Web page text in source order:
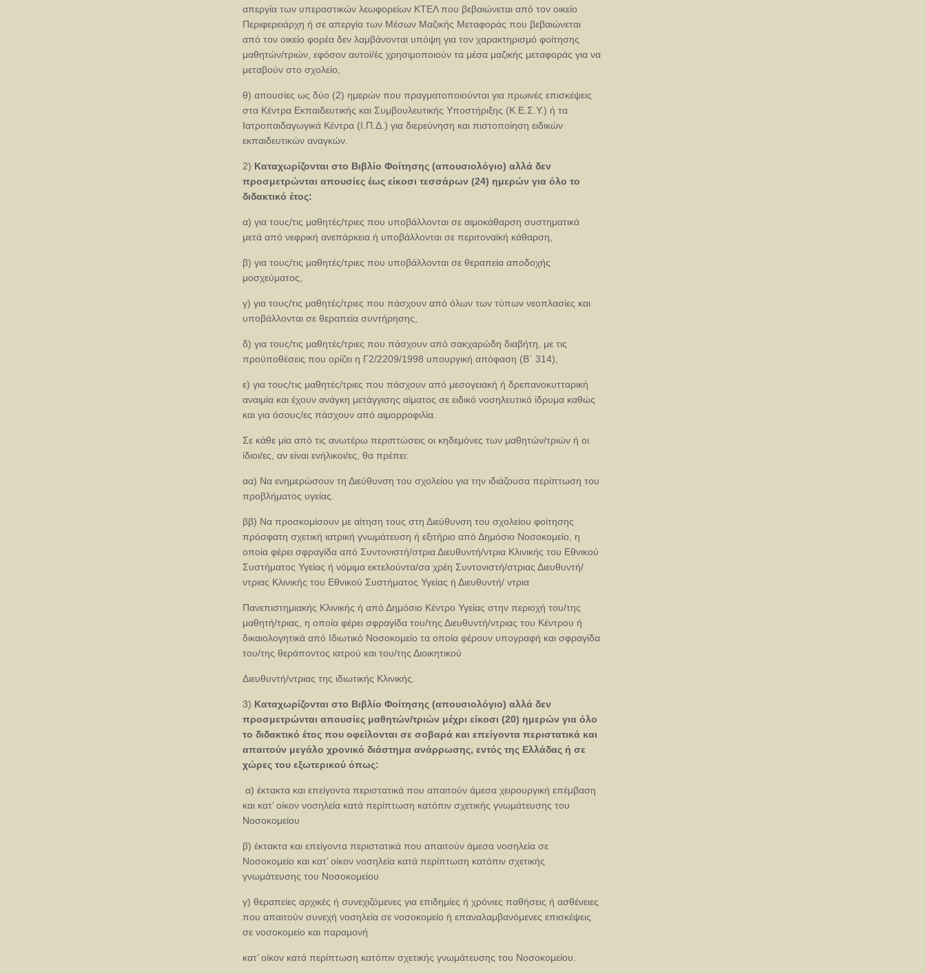
απεργία των υπεραστικών λεωφορείων ΚΤΕΛ που βεβαιώνεται από τον οικείο
Περιφερειάρχη ή σε απεργία των Μέσων Μαζικής Μεταφοράς που βεβαιώνεται
από τον οικείο φορέα δεν λαμβάνονται υπόψη για τον χαρακτηρισμό φοίτησης
μαθητών/τριών, εφόσον αυτοί/ές χρησιμοποιούν τα μέσα μαζικής μεταφοράς για να
μεταβούν στο σχολείο,
θ) απουσίες ως δύο (2) ημερών που πραγματοποιούνται για πρωινές επισκέψεις
στα Κέντρα Εκπαιδευτικής και Συμβουλευτικής Υποστήριξης (Κ.Ε.Σ.Υ.) ή τα
Ιατροπαιδαγωγικά Κέντρα (Ι.Π.Δ.) για διερεύνηση και πιστοποίηση ειδικών
εκπαιδευτικών αναγκών.
2) Καταχωρίζονται στο Βιβλίο Φοίτησης (απουσιολόγιο) αλλά δεν
προσμετρώνται απουσίες έως είκοσι τεσσάρων (24) ημερών για όλο το
διδακτικό έτος:
α) για τους/τις μαθητές/τριες που υποβάλλονται σε αιμοκάθαρση συστηματικά
μετά από νεφρική ανεπάρκεια ή υποβάλλονται σε περιτοναϊκή κάθαρση,
β) για τους/τις μαθητές/τριες που υποβάλλονται σε θεραπεία αποδοχής
μοσχεύματος,
γ) για τους/τις μαθητές/τριες που πάσχουν από όλων των τύπων νεοπλασίες και
υποβάλλονται σε θεραπεία συντήρησης,
δ) για τους/τις μαθητές/τριες που πάσχουν από σακχαρώδη διαβήτη, με τις
προϋποθέσεις που ορίζει η Γ2/2209/1998 υπουργική απόφαση (Β΄ 314),
ε) για τους/τις μαθητές/τριες που πάσχουν από μεσογειακή ή δρεπανοκυτταρική
αναιμία και έχουν ανάγκη μετάγγισης αίματος σε ειδικό νοσηλευτικό ίδρυμα καθώς
και για όσους/ες πάσχουν από αιμορροφιλία.
Σε κάθε μία από τις ανωτέρω περιπτώσεις οι κηδεμόνες των μαθητών/τριών ή οι
ίδιοι/ες, αν είναι ενήλικοι/ες, θα πρέπει:
αα) Να ενημερώσουν τη Διεύθυνση του σχολείου για την ιδιάζουσα περίπτωση του
προβλήματος υγείας.
ββ) Να προσκομίσουν με αίτηση τους στη Διεύθυνση του σχολείου φοίτησης
πρόσφατη σχετική ιατρική γνωμάτευση ή εξιτήριο από Δημόσιο Νοσοκομείο, η
οποία φέρει σφραγίδα από Συντονιστή/στρια Διευθυντή/ντρια Κλινικής του Εθνικού
Συστήματος Υγείας ή νόμιμα εκτελούντα/σα χρέη Συντονιστή/στριας Διευθυντή/
ντριας Κλινικής του Εθνικού Συστήματος Υγείας ή Διευθυντή/ ντρια
Πανεπιστημιακής Κλινικής ή από Δημόσιο Κέντρο Υγείας στην περιοχή του/της
μαθητή/τριας, η οποία φέρει σφραγίδα του/της Διευθυντή/ντριας του Κέντρου ή
δικαιολογητικά από Ιδιωτικό Νοσοκομείο τα οποία φέρουν υπογραφή και σφραγίδα
του/της θεράποντος ιατρού και του/της Διοικητικού
Διευθυντή/ντριας της ιδιωτικής Κλινικής.
3) Καταχωρίζονται στο Βιβλίο Φοίτησης (απουσιολόγιο) αλλά δεν
προσμετρώνται απουσίες μαθητών/τριών μέχρι είκοσι (20) ημερών για όλο
το διδακτικό έτος που οφείλονται σε σοβαρά και επείγοντα περιστατικά και
απαιτούν μεγάλο χρονικό διάστημα ανάρρωσης, εντός της Ελλάδας ή σε
χώρες του εξωτερικού όπως:
α) έκτακτα και επείγοντα περιστατικά που απαιτούν άμεσα χειρουργική επέμβαση
και κατ’ οίκον νοσηλεία κατά περίπτωση κατόπιν σχετικής γνωμάτευσης του
Νοσοκομείου
β) έκτακτα και επείγοντα περιστατικά που απαιτούν άμεσα νοσηλεία σε
Νοσοκομείο και κατ’ οίκον νοσηλεία κατά περίπτωση κατόπιν σχετικής
γνωμάτευσης του Νοσοκομείου
γ) θεραπείες αρχικές ή συνεχιζόμενες για επιδημίες ή χρόνιες παθήσεις ή ασθένειες
που απαιτούν συνεχή νοσηλεία σε νοσοκομείο ή επαναλαμβανόμενες επισκέψεις
σε νοσοκομείο και παραμονή
κατ’ οίκον κατά περίπτωση κατόπιν σχετικής γνωμάτευσης του Νοσοκομείου.